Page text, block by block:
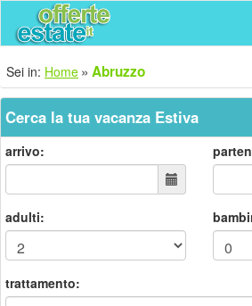
Sei in: Home Abruzzo
Cerca la tua vacanza Estiva
arrivo:
adulti:
trattamento: